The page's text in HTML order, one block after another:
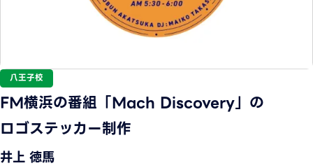
八王子校
FM横浜の番組「Mach Discovery」の
ロゴステッカー制作
井上 徳馬